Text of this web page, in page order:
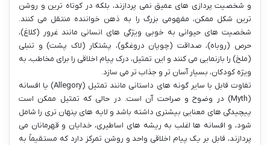
و شخصیت پردازی های عمیق نمی پردازند، بلکه در کوتاه ترین و روشن
ترین شکل ممکن، مفهومی بزرگ را به ذهن خواننده منتقل می کنند.
شخصیت های حیوانی به خوبی ویژگی های انسانی مانند غرور (کلاغ)،
حرص (روباه)، صداقت (چوپان دروغگو)، پشتکار (لاک پشت) و تنبلی
(ملخ) را بازنمایی می کنند و این تمثیل، درک پیام اخلاقی را برای مخاطب، به
ویژه کودکان، بسیار آسان تر و جذاب تر می سازد.
تفاوت فابل با سایر گونه های داستانی مانند تمثیل (Allegory) یا افسانه
(Myth) در وضوح و صراحت آن است. در حالی که تمثیل ممکن است
پیچیدگی های معنایی بیشتری داشته باشد و لایه های پنهان تری را شامل
شود، و افسانه ها اغلب به ریشه های اساطیری، خدایان و قهرمانان می
پردازند، فابل بر یک پیام اخلاقی واحد و روشن تمرکز دارد که مستقیماً به